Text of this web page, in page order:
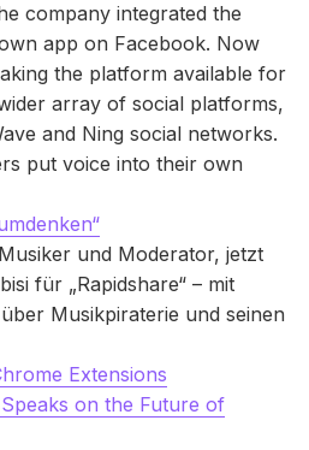
company integrated the
app on Facebook. Now
the platform available for
array of social platforms,
and Ning social networks.
put voice into their own
und Moderator, jetzt
für „Rapidshare“ – mit
Musikpiraterie und seinen
Extensions
on the Future of